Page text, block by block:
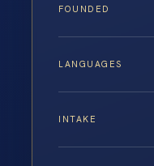
FOUNDED
LANGUAGES
INTAKE